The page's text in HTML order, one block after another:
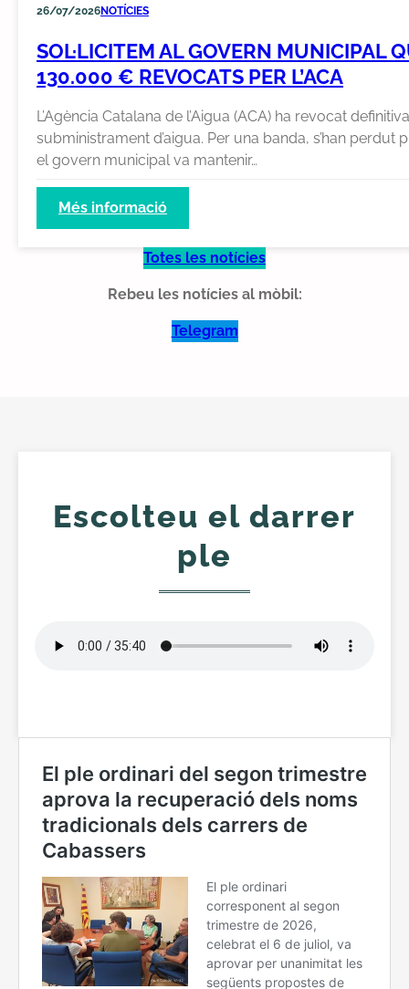
26/07/2026NOTÍCIES
SOL·LICITEM AL GOVERN MUNICIPAL
130.000 € REVOCATS PER L’ACA
L’Agència Catalana de l’Aigua (ACA) ha revocat
subministrament d’aigua. Per una banda, s’han
el govern municipal va mantenir…
Més informació:
Sol·licitem
al
govern
municipal
que
reclami
del
els
130.000
per
Totes les notícies
Rebeu les notícies al mòbil:
Telegram
Escolteu el darrer
ple